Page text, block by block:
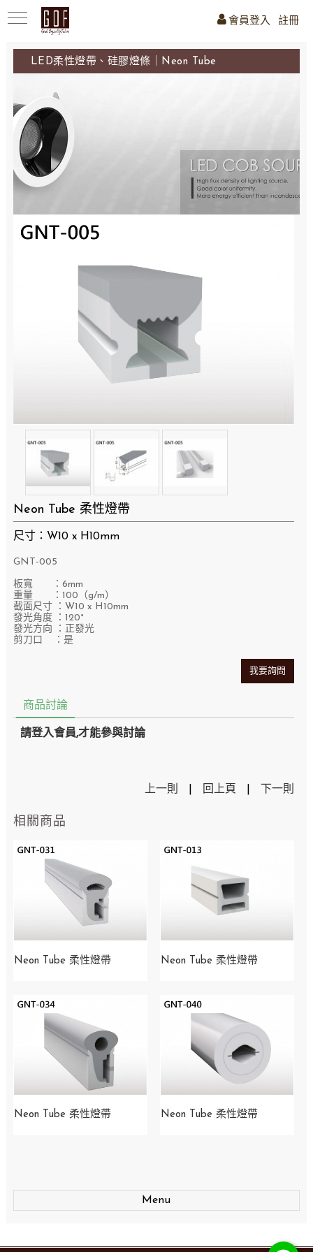
會員登入 註冊
LED柔性燈帶、硅膠燈條｜Neon Tube
Neon Tube 柔性燈帶
尺寸：W10 x H10mm
GNT-005
板寬 ：6mm
重量 ：100（g/m）
截面尺寸 ：W10 x H10mm
發光角度 ：120°
發光方向 ：正發光
剪刀口 ：是
我要詢問
商品討論
請登入會員,才能參與討論
上一則 回上頁 下一則
相關商品
Neon Tube 柔性燈帶 Neon Tube 柔性燈帶
Neon Tube 柔性燈帶 Neon Tube 柔性燈帶
Menu